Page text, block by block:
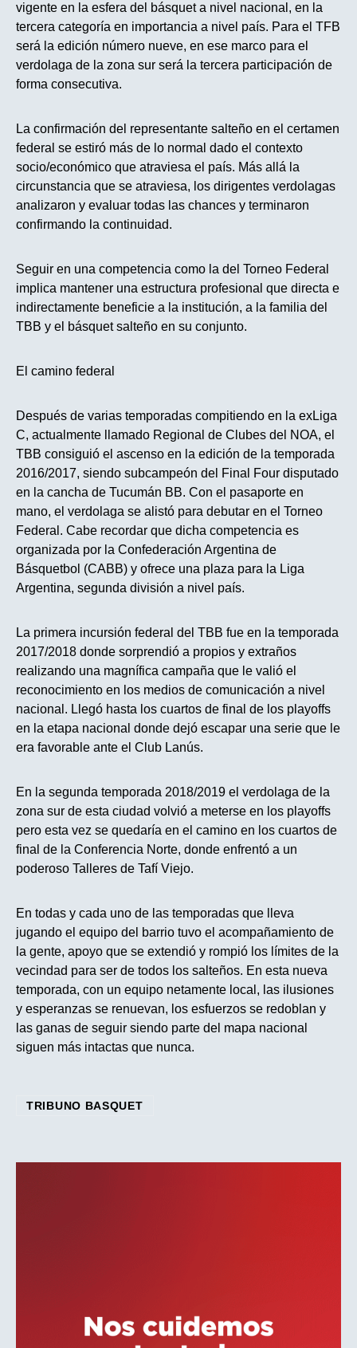
vigente en la esfera del básquet a nivel nacional, en la
tercera categoría en importancia a nivel país. Para el TFB
será la edición número nueve, en ese marco para el
verdolaga de la zona sur será la tercera participación de
forma consecutiva.
La confirmación del representante salteño en el certamen
federal se estiró más de lo normal dado el contexto
socio/económico que atraviesa el país. Más allá la
circunstancia que se atraviesa, los dirigentes verdolagas
analizaron y evaluar todas las chances y terminaron
confirmando la continuidad.
Seguir en una competencia como la del Torneo Federal
implica mantener una estructura profesional que directa e
indirectamente beneficie a la institución, a la familia del
TBB y el básquet salteño en su conjunto.
El camino federal
Después de varias temporadas compitiendo en la exLiga
C, actualmente llamado Regional de Clubes del NOA, el
TBB consiguió el ascenso en la edición de la temporada
2016/2017, siendo subcampeón del Final Four disputado
en la cancha de Tucumán BB. Con el pasaporte en
mano, el verdolaga se alistó para debutar en el Torneo
Federal. Cabe recordar que dicha competencia es
organizada por la Confederación Argentina de
Básquetbol (CABB) y ofrece una plaza para la Liga
Argentina, segunda división a nivel país.
La primera incursión federal del TBB fue en la temporada
2017/2018 donde sorprendió a propios y extraños
realizando una magnífica campaña que le valió el
reconocimiento en los medios de comunicación a nivel
nacional. Llegó hasta los cuartos de final de los playoffs
en la etapa nacional donde dejó escapar una serie que le
era favorable ante el Club Lanús.
En la segunda temporada 2018/2019 el verdolaga de la
zona sur de esta ciudad volvió a meterse en los playoffs
pero esta vez se quedaría en el camino en los cuartos de
final de la Conferencia Norte, donde enfrentó a un
poderoso Talleres de Tafí Viejo.
En todas y cada uno de las temporadas que lleva
jugando el equipo del barrio tuvo el acompañamiento de
la gente, apoyo que se extendió y rompió los límites de la
vecindad para ser de todos los salteños. En esta nueva
temporada, con un equipo netamente local, las ilusiones
y esperanzas se renuevan, los esfuerzos se redoblan y
las ganas de seguir siendo parte del mapa nacional
siguen más intactas que nunca.
TRIBUNO BASQUET